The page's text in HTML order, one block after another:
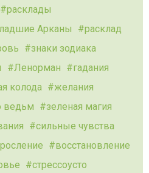
расклады
Арканы
расклад
знаки зодиака
Ленорман
гадания
колода
желания
ведьм
зеленая магия
сильные чувства
восстановление
стрессоусто